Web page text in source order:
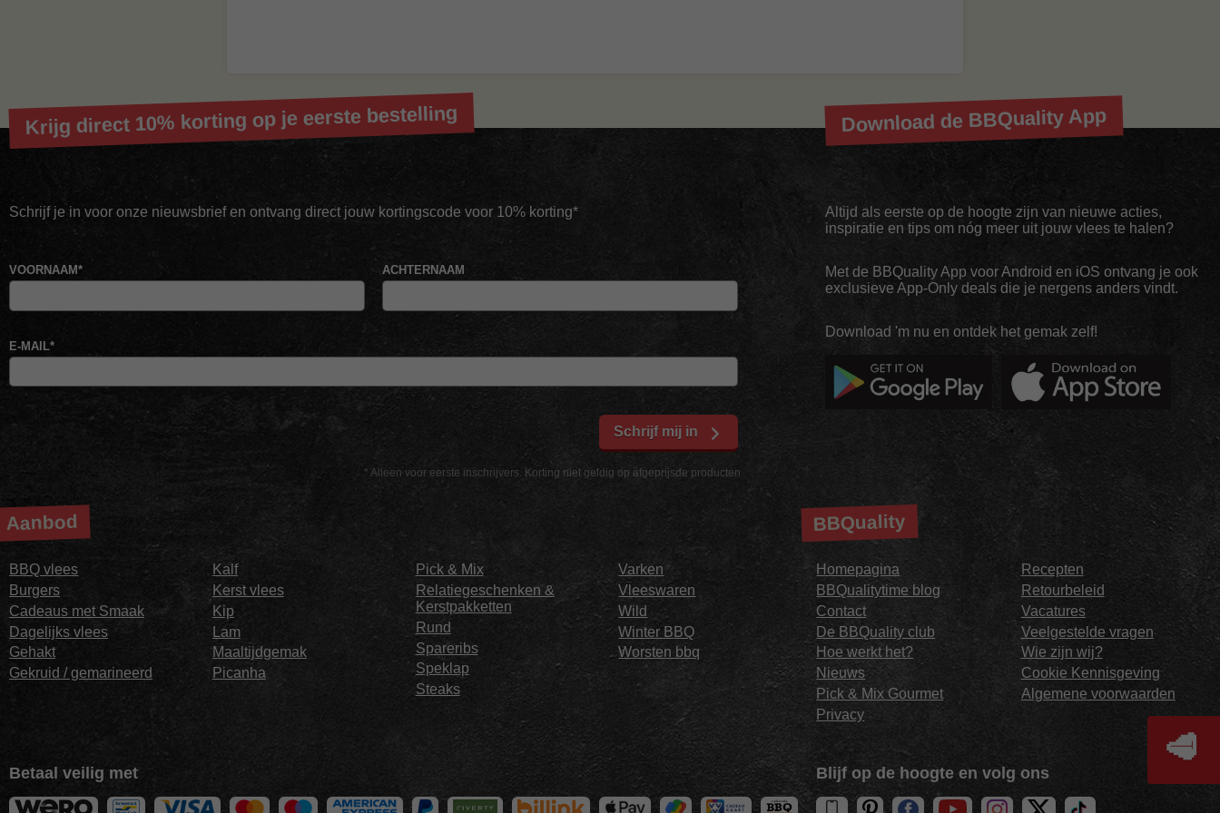
Krijg direct 10% korting op je eerste bestelling
Schrijf je in voor onze nieuwsbrief en ontvang direct jouw kortingscode voor 10% korting*
* Alleen voor eerste inschrijvers. Korting niet geldig op afgeprijsde producten
VOORNAAM* ACHTERNAAM
E-MAIL*
Schrijf mij in
Download de BBQuality App
Altijd als eerste op de hoogte zijn van nieuwe acties,
inspiratie en tips om nóg meer uit jouw vlees te halen?
Met de BBQuality App voor Android en iOS ontvang je ook
exclusieve App-Only deals die je nergens anders vindt.
Download 'm nu en ontdek het gemak zelf!
Aanbod
BBQ vlees
Burgers
Cadeaus met Smaak
Dagelijks vlees
Gehakt
Gekruid / gemarineerd
Kalf
Kerst vlees
Kip
Lam
Maaltijdgemak
Picanha
Pick & Mix
Relatiegeschenken &
Kerstpakketten
Rund
Spareribs
Speklap
Steaks
Varken
Vleeswaren
Wild
Winter BBQ
Worsten bbq
BBQuality
Homepagina
BBQualitytime blog
Contact
De BBQuality club
Hoe werkt het?
Nieuws
Pick & Mix Gourmet
Privacy
Recepten
Retourbeleid
Vacatures
Veelgestelde vragen
Wie zijn wij?
Cookie Kennisgeving
Algemene voorwaarden
Betaal veilig met Blijf op de hoogte en volg ons
🥩